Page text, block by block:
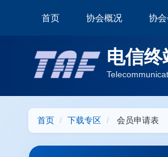
首页 协会概况 协
电信
首页 下载专区 会员申请表